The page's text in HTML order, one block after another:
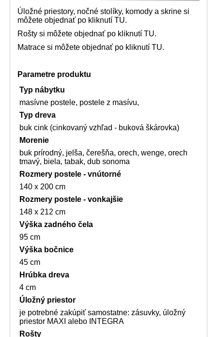
Úložné priestory, nočné stolíky, komody a skrine si
môžete objednať po kliknutí TU.
Rošty si môžete objednať po kliknutí TU.
Matrace si môžete objednať po kliknutí TU.
Parametre produktu
Typ nábytku
masívne postele, postele z masívu,
Typ dreva
buk cink (cinkovaný vzhľad - buková škárovka)
Morenie
buk prírodný, jelša, čerešňa, orech, wenge, orech
tmavý, biela, tabak, dub sonoma
Rozmery postele - vnútorné
140 x 200 cm
Rozmery postele - vonkajšie
148 x 212 cm
Výška zadného čela
95 cm
Výška bočnice
45 cm
Hrúbka dreva
4 cm
Úložný priestor
je potrebné zakúpiť samostatne: zásuvky, úložný
priestor MAXI alebo INTEGRA
Rošty